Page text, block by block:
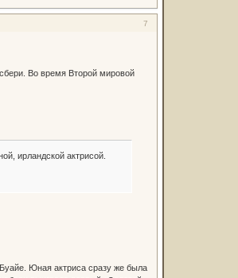
7
Во время Второй мировой
ирландской актрисой.
Юная актриса сразу же была